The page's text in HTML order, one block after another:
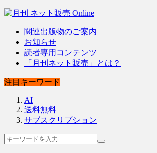
関連出版物のご案内
お知らせ
読者専用コンテンツ
「月刊ネット販売」とは？
注目キーワード
AI
送料無料
サブスクリプション